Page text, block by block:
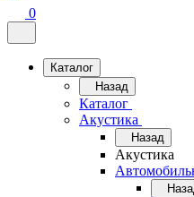
0
Каталог
Назад
Каталог
Акустика
Назад
Акустика